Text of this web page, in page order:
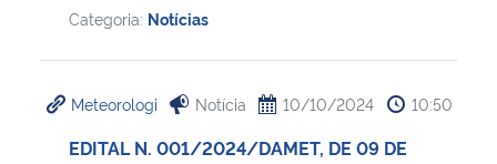
Ministério do Desenvolvimento Regional
Controladoria-Geral da União
Categoria: Notícias
Meteorologi Notícia 10/10/2024 10:50
EDITAL N. 001/2024/DAMET, DE 09 DE